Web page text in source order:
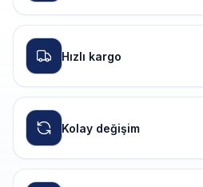
Hızlı kargo
Kolay değişim